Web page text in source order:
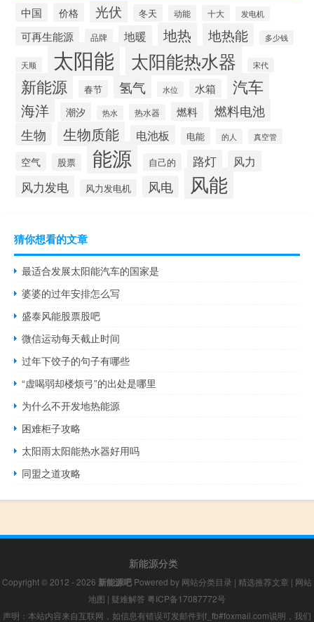
中国 价格 光伏 冬天 动能 十大 发电机
可再生能源 品牌 地暖 地热 地热能 多少钱
天顺 太阳能 太阳能热水器 宋代
新能源 春节 氢气 水位 水箱 汽车
海洋 潮汐 热水 热水器 燃料
燃料电池
生物
生物质能 电池板 电能 的人 真空管
空气 股票 能源 自己的 路灯 风力
风力发电 风力发电机 风电 风能
猜你想看的文章
最适合发展太阳能汽车的国家是
婆婆的过年安排怎么写
盛泰风能股票股吧
微信运动每天截止时间
过年下饺子的句子有哪些
“虚喝弱却楼烦弓”的出处是哪里
为什么不开发地热能源
困难柜子攻略
太阳雨太阳能热水器好用吗
同盟之道攻略
新能源分类
Copyright © 2012 - 2026 新能源吧 Powered by 网站分类目录 | 精选推荐文章 | 网站
地图 | 疑难解答 粤ICP备17087772号
声明：本站内容来自互联网，如信息有错误可发邮件到f_fb#foxmail.com说明，我们